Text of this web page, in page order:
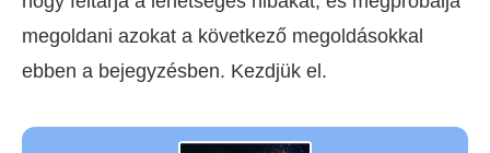
megoldani azokat a következő megoldásokkal
ebben a bejegyzésben. Kezdjük el.